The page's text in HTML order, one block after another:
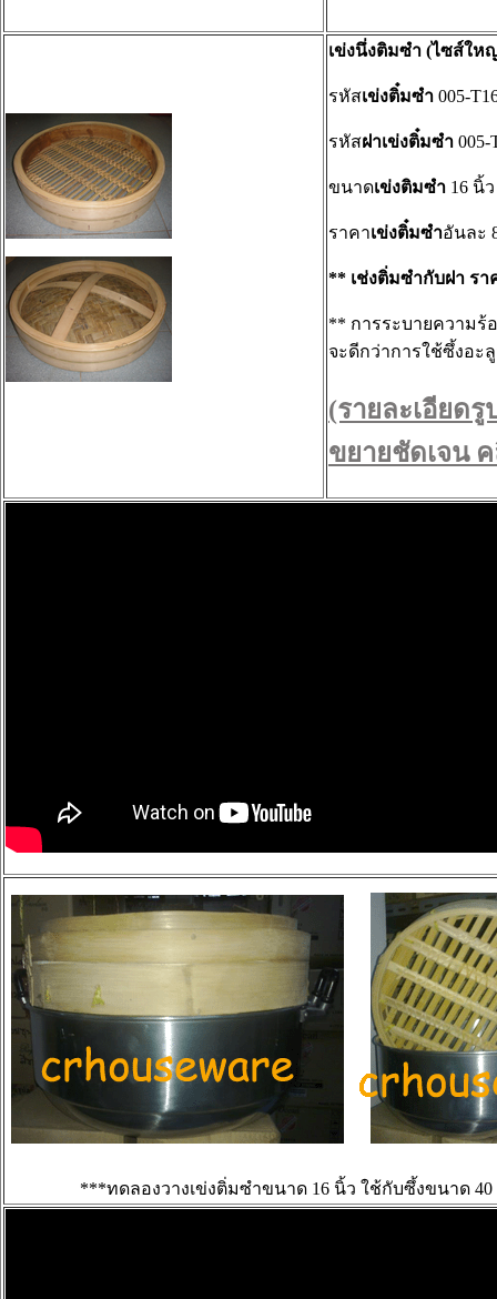
เข่งนึ่งติมซำ (ไซส์ให
รหัสเข่งติ๋มซำ 005-
รหัสฝาเข่งติ๋มซำ 005-
ขนาดเข่งติมซำ 16 นิ้ว
ราคาเข่งติ๋มซำอันละ
** เช่งติ่มซำกับฝา ร
** การระบายความร้
จะดีกว่าการใช้ซึ้งอะ
(รายละเอียดรู
ขยายชัดเจน
***ทดลองวางเข่งติ่มซำขนาด 16 นิ้ว ใช้กับซึ้งขนาด